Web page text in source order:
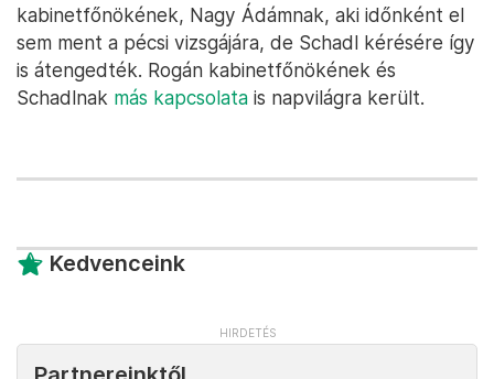
kabinetfőnökének, Nagy Ádámnak, aki időnként el
sem ment a pécsi vizsgájára, de Schadl kérésére így
is átengedték. Rogán kabinetfőnökének és
Schadlnak más kapcsolata is napvilágra került.
Kedvenceink